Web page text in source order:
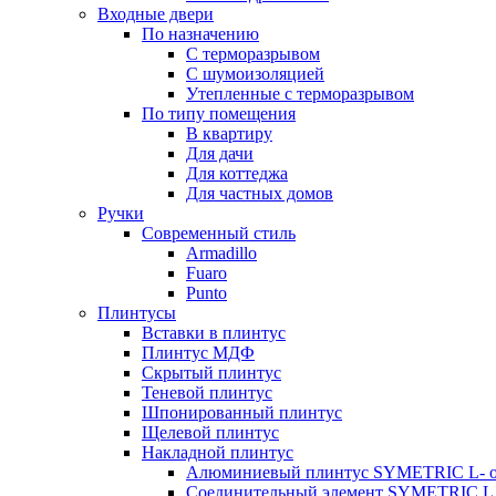
Входные двери
По назначению
С терморазрывом
С шумоизоляцией
Утепленные с терморазрывом
По типу помещения
В квартиру
Для дачи
Для коттеджа
Для частных домов
Ручки
Современный стиль
Armadillo
Fuaro
Punto
Плинтусы
Вставки в плинтус
Плинтус МДФ
Скрытый плинтус
Теневой плинтус
Шпонированный плинтус
Щелевой плинтус
Накладной плинтус
Алюминиевый плинтус SYMETRIC L-
Соединительный элемент SYMETRIC L